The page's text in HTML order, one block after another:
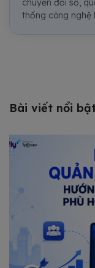
chuyển đổi số,
thống công nghệ
Bài viết nổi